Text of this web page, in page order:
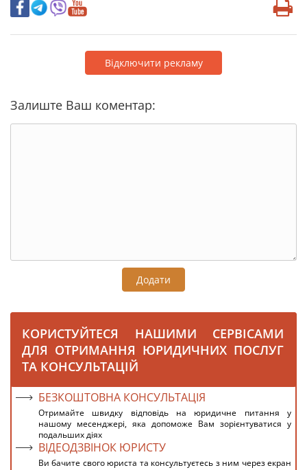
Відключити рекламу
Залиште Ваш коментар:
Додати
КОРИСТУЙТЕСЯ НАШИМИ СЕРВІСАМИ
ДЛЯ ОТРИМАННЯ ЮРИДИЧНИХ ПОСЛУГ
ТА КОНСУЛЬТАЦІЙ
БЕЗКОШТОВНА КОНСУЛЬТАЦІЯ
Отримайте швидку відповідь на юридичне питання у
нашому месенджері, яка допоможе Вам зорієнтуватися у
подальших діях
ВІДЕОДЗВІНОК ЮРИСТУ
Ви бачите свого юриста та консультуєтесь з ним через екран